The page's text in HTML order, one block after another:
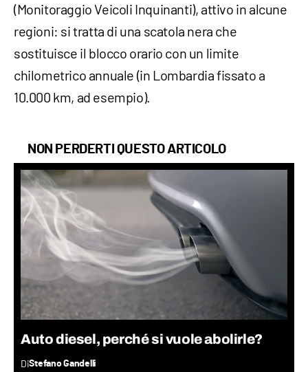
(Monitoraggio Veicoli Inquinanti), attivo in alcune
regioni: si tratta di una scatola nera che
sostituisce il blocco orario con un limite
chilometrico annuale (in Lombardia fissato a
10.000 km, ad esempio).
NON PERDERTI QUESTO ARTICOLO
Auto diesel, perché si vuole abolirle?
DiStefano Gandelli